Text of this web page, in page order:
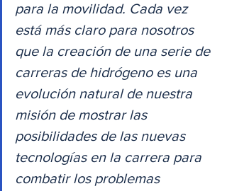
para la movilidad. Cada vez
está más claro para nosotros
que la creación de una serie de
carreras de hidrógeno es una
evolución natural de nuestra
misión de mostrar las
posibilidades de las nuevas
tecnologías en la carrera para
combatir los problemas